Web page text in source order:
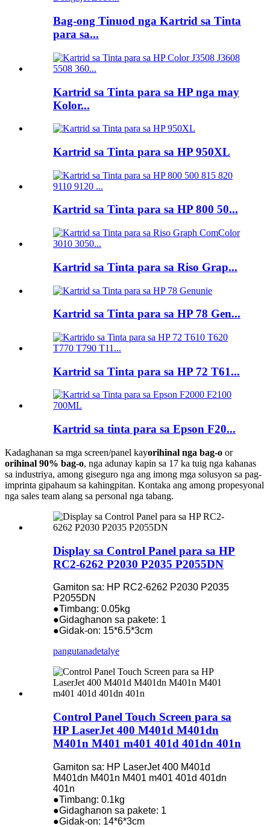
Bag-ong Tinuod nga Kartrid sa Tinta
para sa...
Kartrid sa Tinta para sa HP nga may
Kolor...
Kartrid sa Tinta para sa HP 950XL
Kartrid sa Tinta para sa HP 800 50...
Kartrid sa Tinta para sa Riso Grap...
Kartrid sa Tinta para sa HP 78 Gen...
Kartrid sa Tinta para sa HP 72 T61...
Kartrid sa tinta para sa Epson F20...
Kadaghanan sa mga screen/panel kayorihinal nga bag-o or
orihinal 90% bag-o, nga adunay kapin sa 17 ka tuig nga kahanas
sa industriya, among giseguro nga ang imong mga solusyon sa pag-
imprinta gipahaum sa kahingpitan. Kontaka ang among propesyonal
nga sales team alang sa personal nga tabang.
Display sa Control Panel para sa HP
RC2-6262 P2030 P2035 P2055DN
Gamiton sa: HP RC2-6262 P2030 P2035
P2055DN
●Timbang: 0.05kg
●Gidaghanon sa pakete: 1
●Gidak-on: 15*6.5*3cm
pangutanadetalye
Control Panel Touch Screen para sa
HP LaserJet 400 M401d M401dn
M401n M401 m401 401d 401dn 401n
Gamiton sa: HP LaserJet 400 M401d
M401dn M401n M401 m401 401d 401dn
401n
●Timbang: 0.1kg
●Gidaghanon sa pakete: 1
●Gidak-on: 14*6*3cm